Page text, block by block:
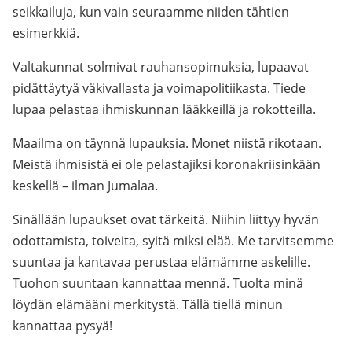
seikkailuja, kun vain seuraamme niiden tähtien
esimerkkiä.
Valtakunnat solmivat rauhansopimuksia, lupaavat
pidättäytyä väkivallasta ja voimapolitiikasta. Tiede
lupaa pelastaa ihmiskunnan lääkkeillä ja rokotteilla.
Maailma on täynnä lupauksia. Monet niistä rikotaan.
Meistä ihmisistä ei ole pelastajiksi koronakriisinkään
keskellä – ilman Jumalaa.
Sinällään lupaukset ovat tärkeitä. Niihin liittyy hyvän
odottamista, toiveita, syitä miksi elää. Me tarvitsemme
suuntaa ja kantavaa perustaa elämämme askelille.
Tuohon suuntaan kannattaa mennä. Tuolta minä
löydän elämääni merkitystä. Tällä tiellä minun
kannattaa pysyä!